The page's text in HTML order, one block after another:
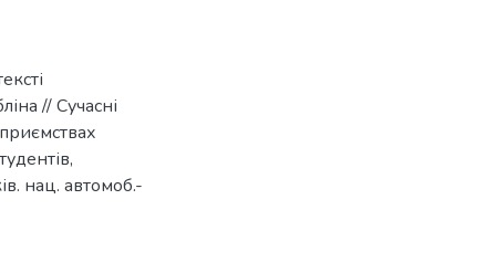
// Сучасні
нац. автомоб.-